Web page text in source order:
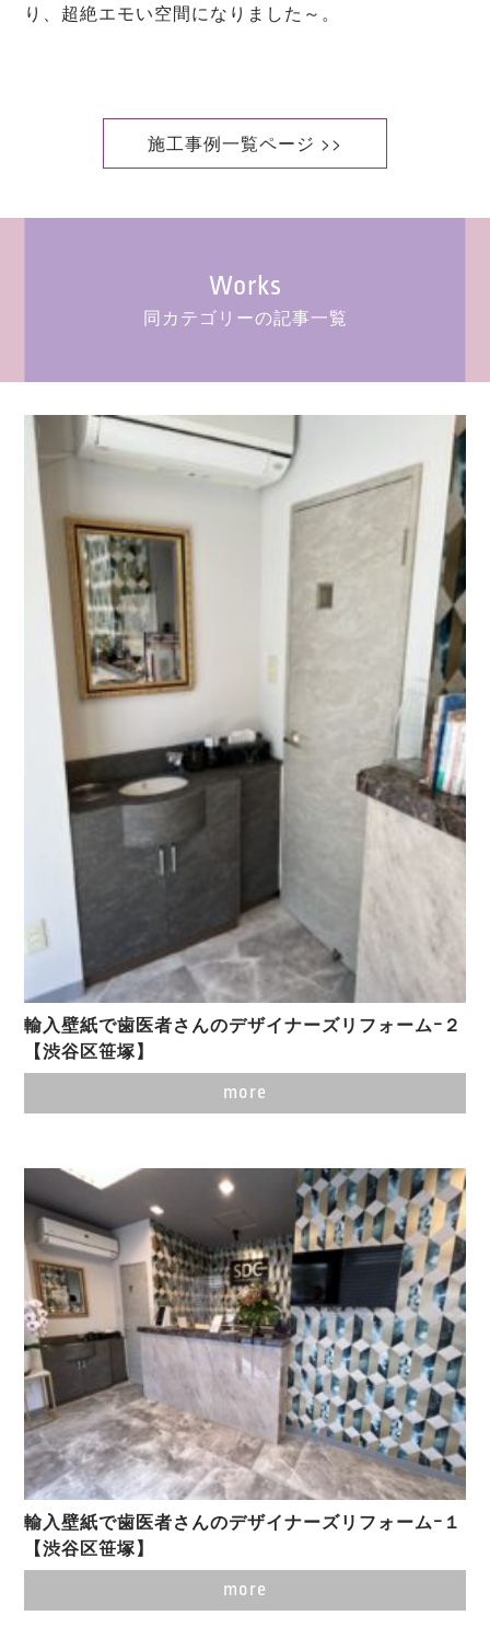
り、超絶エモい空間になりました～。
施工事例一覧ページ >>
Works
同カテゴリーの記事一覧
輸入壁紙で歯医者さんのデザイナーズリフォームｰ２
【渋谷区笹塚】
more
輸入壁紙で歯医者さんのデザイナーズリフォームｰ１
【渋谷区笹塚】
more